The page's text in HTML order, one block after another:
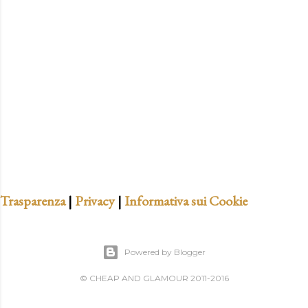
o
Trasparenza| Privacy| Informativa sui Cookie
Powered by Blogger
© CHEAP AND GLAMOUR 2011-2016